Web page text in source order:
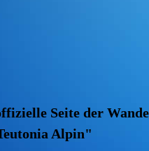
Seite der
Alpin"